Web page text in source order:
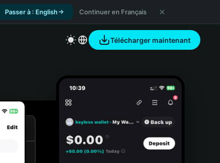
Passer à : English Continuer en Français
Télécharger maintenant